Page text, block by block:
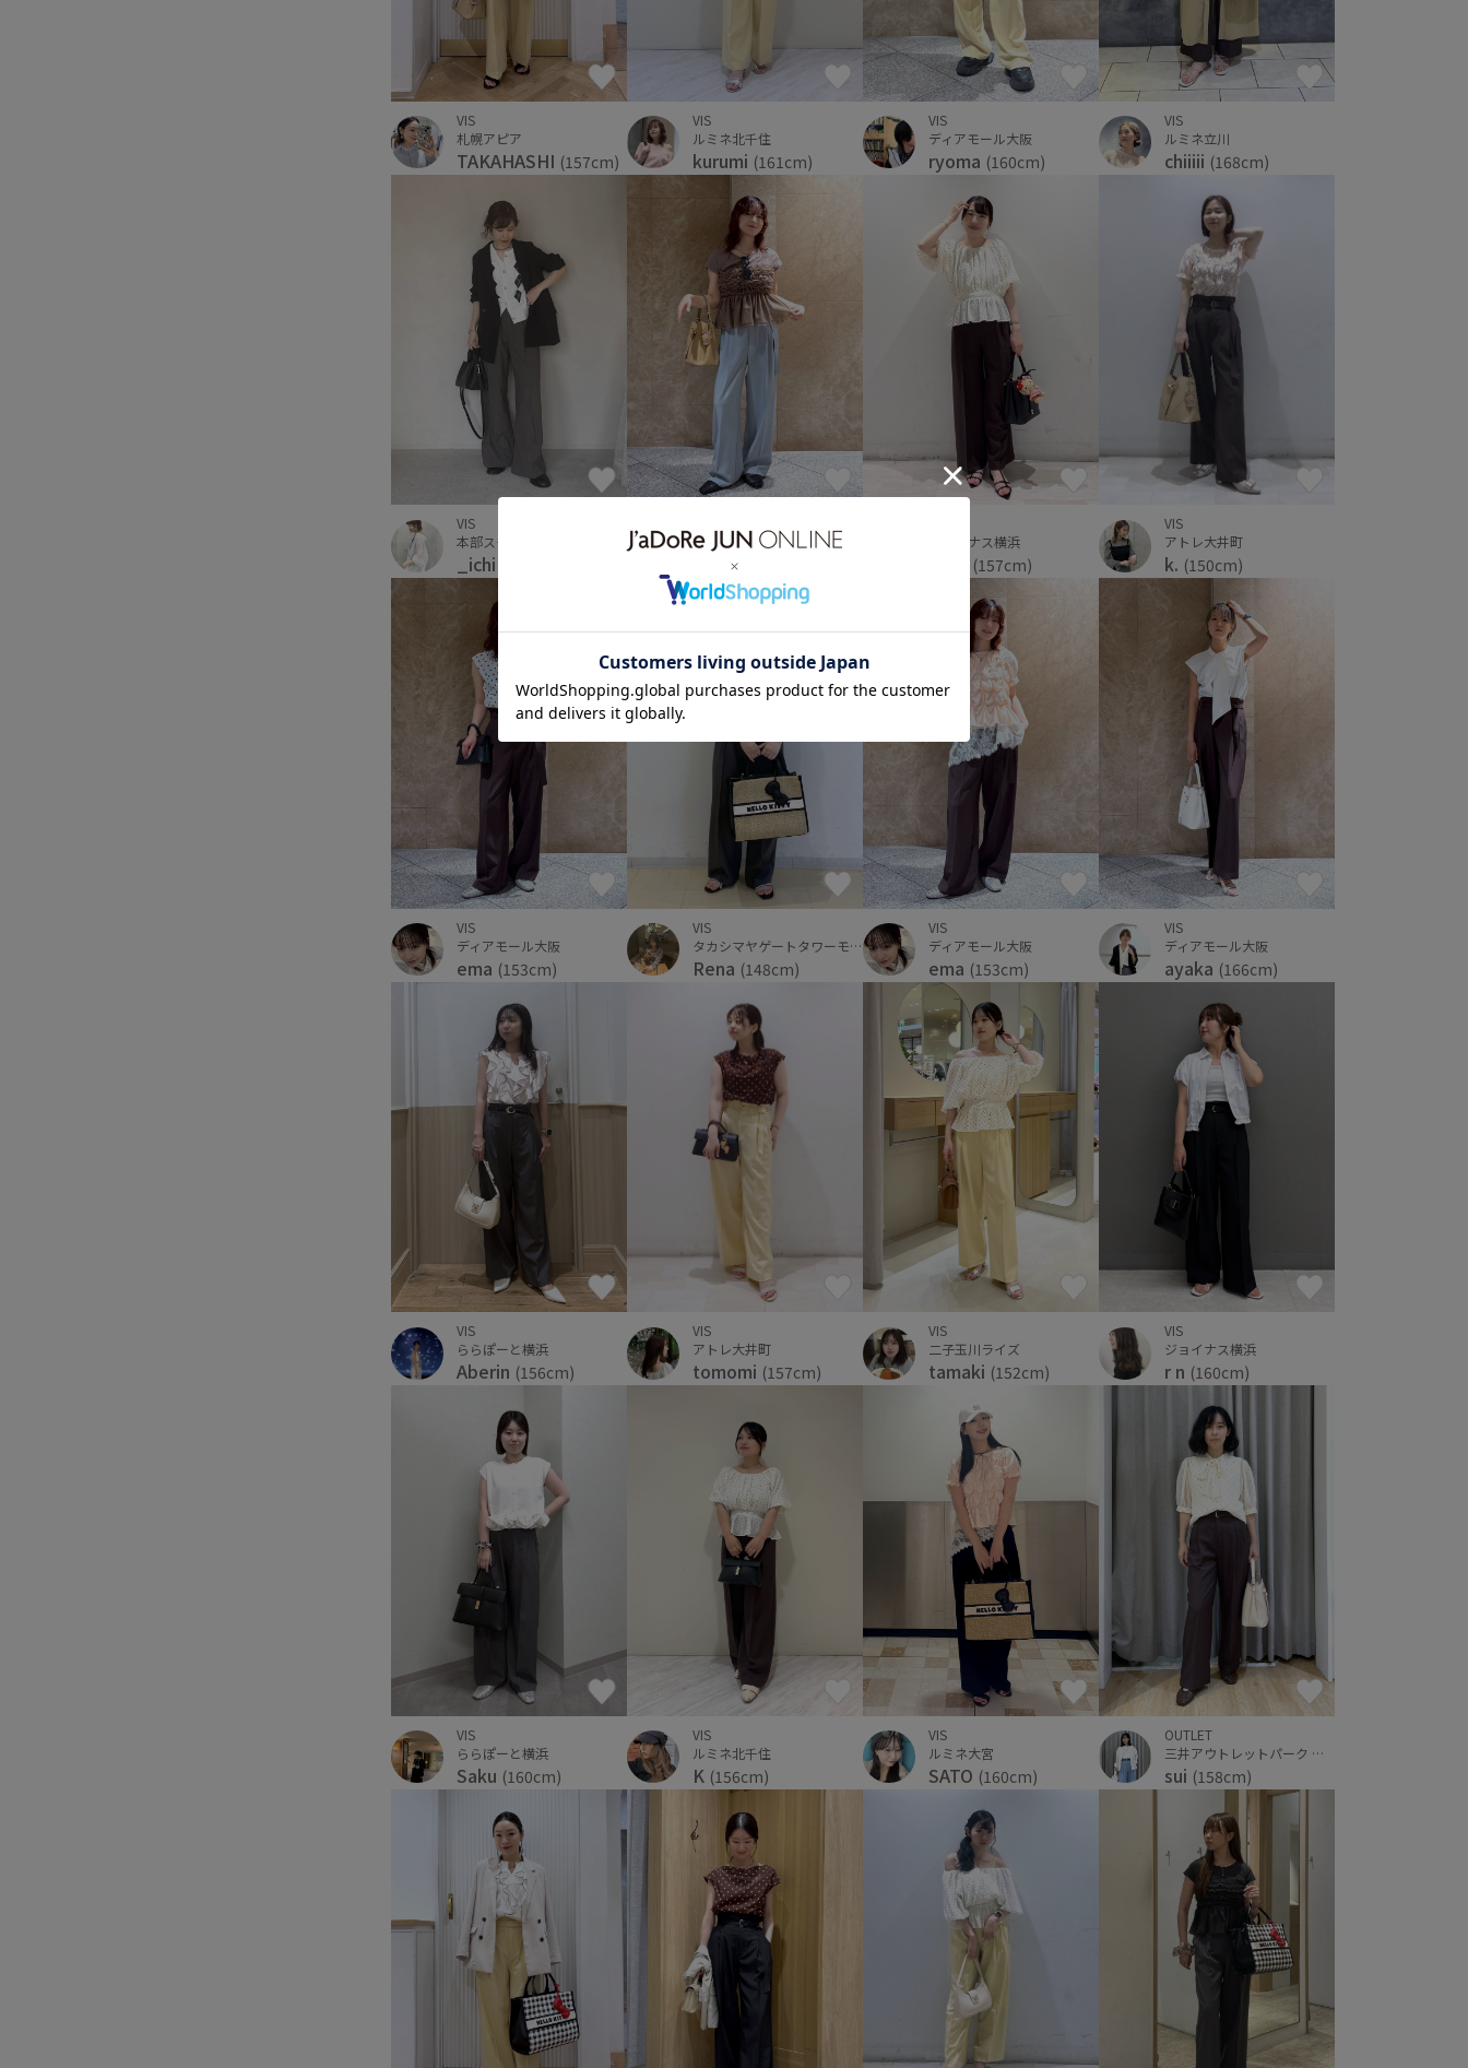
VIS
札幌アピア
TAKAHASHI (157cm)
VIS
ルミネ北千住
kurumi (161cm)
VIS
ディアモール大阪
ryoma (160cm)
VIS
ルミネ立川
chiiiii (168cm)
VIS
本部スタッフ
_ichi
ディアモール大阪
ema(153cm)
ジョイナス横浜
(157cm)
VIS
アトレ大井町
k. (150cm)
VIS
ディアモール大阪
ema (153cm)
VIS
タカシマヤゲートタワーモール
Rena (148cm)
VIS
ディアモール大阪
ema (153cm)
VIS
ディアモール大阪
ayaka (166cm)
VIS
ららぽーと横浜
Aberin (156cm)
VIS
アトレ大井町
tomomi (157cm)
VIS
二子玉川ライズ
tamaki (152cm)
VIS
ジョイナス横浜
r n (160cm)
VIS
ららぽーと横浜
Saku (160cm)
VIS
ルミネ北千住
K (156cm)
VIS
ルミネ大宮
SATO (160cm)
OUTLET
三井アウトレットパーク ジャズドリーム長島
sui (158cm)